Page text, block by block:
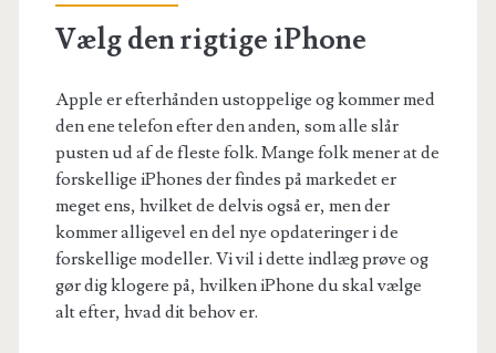
Vælg den rigtige iPhone
Apple er efterhånden ustoppelige og kommer med
den ene telefon efter den anden, som alle slår
pusten ud af de fleste folk. Mange folk mener at de
forskellige iPhones der findes på markedet er
meget ens, hvilket de delvis også er, men der
kommer alligevel en del nye opdateringer i de
forskellige modeller. Vi vil i dette indlæg prøve og
gør dig klogere på, hvilken iPhone du skal vælge
alt efter, hvad dit behov er.